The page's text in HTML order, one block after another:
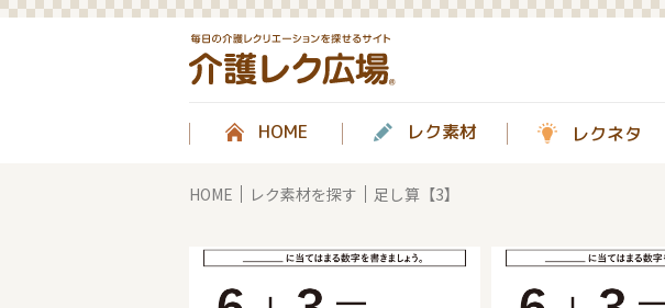
HOME レク素材 レクネタ
HOME レク素材を探す 足し算【3】